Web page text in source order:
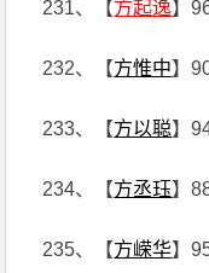
231、【方起逸】
232、【方惟中】
233、【方以聪】
234、【方丞珏】
235、【方嵘华】